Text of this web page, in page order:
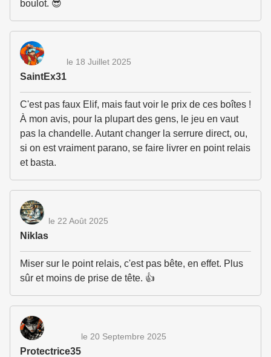
boulot. 😎
SaintEx31
le 18 Juillet 2025
C'est pas faux Elif, mais faut voir le prix de ces boîtes !
À mon avis, pour la plupart des gens, le jeu en vaut
pas la chandelle. Autant changer la serrure direct, ou,
si on est vraiment parano, se faire livrer en point relais
et basta.
Niklas
le 22 Août 2025
Miser sur le point relais, c'est pas bête, en effet. Plus
sûr et moins de prise de tête. 👍
Protectrice35
le 20 Septembre 2025